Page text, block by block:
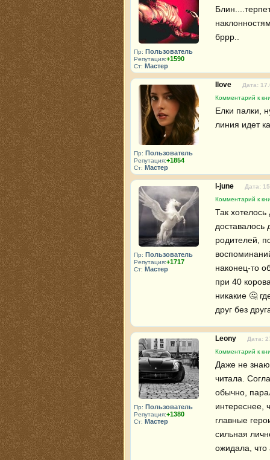
Пр: Пользователь
Репутация:+1590
Ст: Мастер
бррр..
Пр: Пользователь
Репутация:+1854
Ст: Мастер
Ilove
Дата:
Комментарий к
Елки палки,
линия идет
Пр: Пользователь
Репутация:+1717
Ст: Мастер
l-june
Дата:
Комментарий к
Так
доставалось
родителей,
наконец-то
при 40
никакие 🤔
друг без
Пр: Пользователь
Репутация:+1380
Ст: Мастер
Leony
Дата:
Комментарий к
Даже не
читала.
обычно,
интереснее,
главные
сильная
ожидала, что